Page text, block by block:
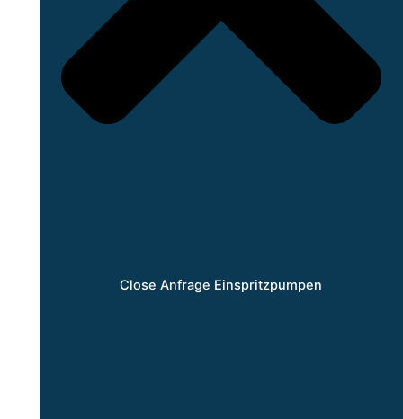
Close Anfrage Einspritzpumpen